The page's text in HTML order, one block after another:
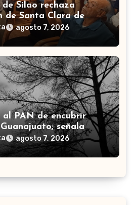
Silao rechaza
de Santa Clara de
agosto 7, 2026
al PAN de encubrir
señala
mdp en Apaseo el
agosto 7, 2026